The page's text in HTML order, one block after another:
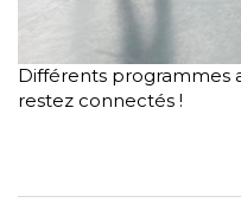
Différents programmes
restez connectés !